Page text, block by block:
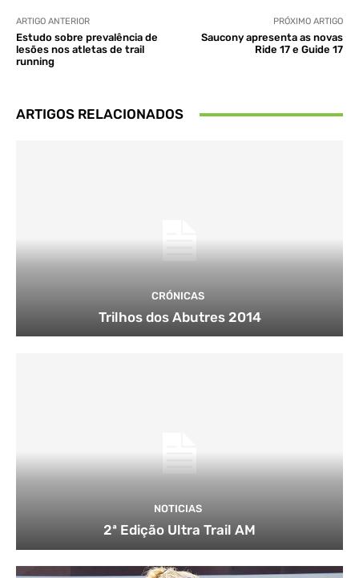
ARTIGO ANTERIOR
Estudo sobre prevalência de
lesões nos atletas de trail
running
PRÓXIMO ARTIGO
Saucony apresenta as novas
Ride 17 e Guide 17
ARTIGOS RELACIONADOS
CRÓNICAS
Trilhos dos Abutres 2014
NOTICIAS
2ª Edição Ultra Trail AM